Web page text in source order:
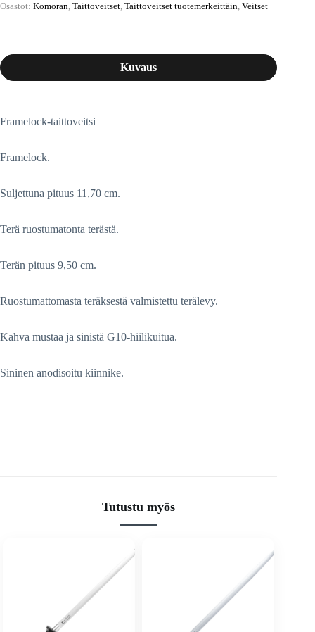
Osastot: Komoran, Taittoveitset, Taittoveitset tuotemerkeittäin, Veitset
Kuvaus
Framelock-taittoveitsi
Framelock.
Suljettuna pituus 11,70 cm.
Terä ruostumatonta terästä.
Terän pituus 9,50 cm.
Ruostumattomasta teräksestä valmistettu terälevy.
Kahva mustaa ja sinistä G10-hiilikuitua.
Sininen anodisoitu kiinnike.
Tutustu myös